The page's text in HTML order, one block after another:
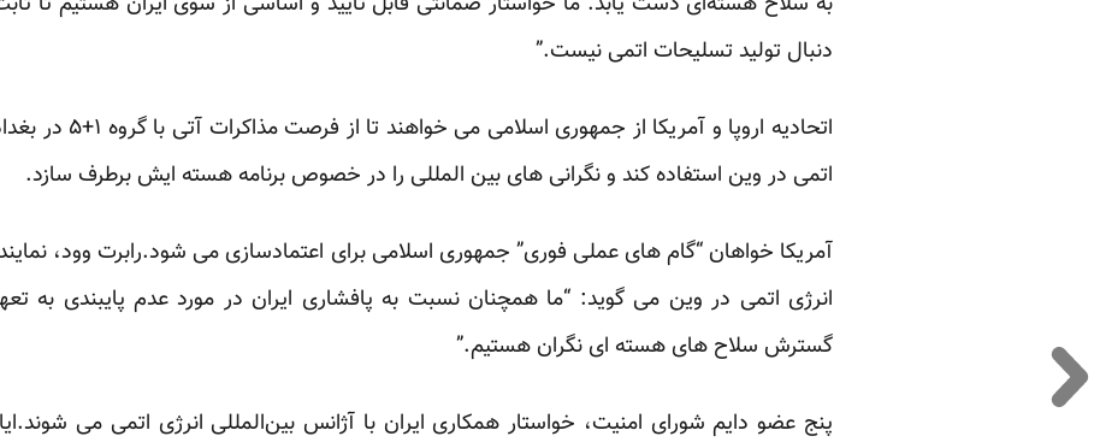
دنبال تولید تسلیحات اتمی نیست.”
اتحادیه اروپا و
اتمی در وین استفاده کند و نگرانی های بین المللی را در خصوص برنامه هسته ایش برطرف سازد.
آمریکا خواهان “گام های عملی فوری” جمهوری اسلامی برای اعتمادسازی می شود.رابرت وود،
انرژی اتمی در وین می گوید: “ما همچنان نسبت به پافشاری ایران در مورد عدم پایبندی به
گسترش سلاح های هسته ای نگران هستیم.”
پنج عضو دایم شورای امنیت، خواستار همکاری ایران با آژانس بین‌المللی انرژی اتمی می